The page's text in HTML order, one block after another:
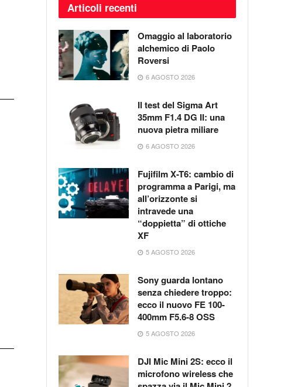
Articoli recenti
Omaggio al laboratorio
alchemico di Paolo
Roversi
6 AGOSTO 2026
Il test del Sigma Art
35mm F1.4 DG II: una
nuova pietra miliare
6 AGOSTO 2026
Fujifilm X-T6: cambio di
programma a Parigi, ma
all’orizzonte si
intravede una
“doppietta” di ottiche
XF
5 AGOSTO 2026
Sony guarda lontano
senza chiedere troppo:
ecco il nuovo FE 100-
400mm F5.6-8 OSS
5 AGOSTO 2026
DJI Mic Mini 2S: ecco il
microfono wireless che